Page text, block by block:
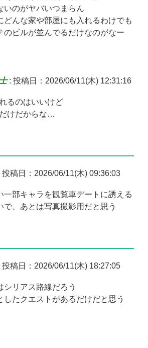
いのがヤバいつまらん
どんな家や部屋にも入れるわけでも
のビルが並んでるだけなのがなー
: 投稿日：2026/06/11(木) 12:31:16
るのはいいけど
けだからな…
投稿日：2026/06/11(木) 09:36:03
一部キャラを観覧車デートに誘える
で、あとは写真撮影用だと思う
投稿日：2026/06/11(木) 18:27:05
シリアス路線だろう
したクエストがあるだけだと思う